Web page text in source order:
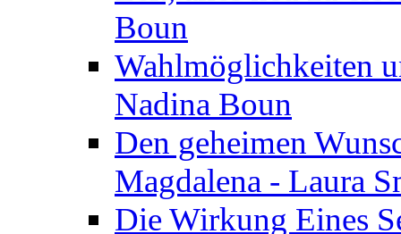
Boun
Wahlmöglichkeiten
Nadina Boun
Den geheimen
Magdalena - Laura
Die Wirkung Eines